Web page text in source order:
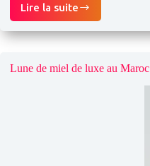
Lire la suite
Qui
sont
les
la
Lune de miel de luxe au Maroc